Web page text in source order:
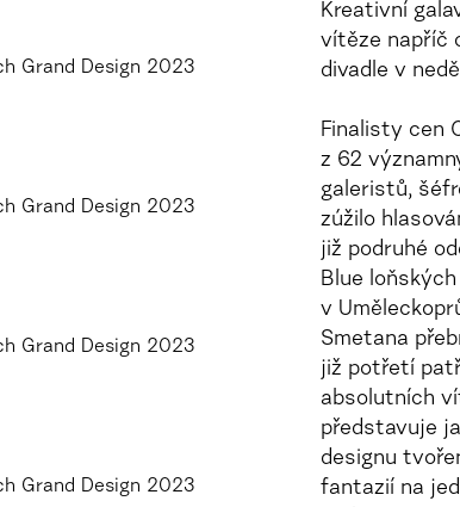
Kreativní
vítěze napříč
divadle v
Finalisty cen
z 62
galeristů,
zúžilo
již podruhé
Blue
v
Smetana
již potřetí
absolutních
představuje
designu
fantazií na